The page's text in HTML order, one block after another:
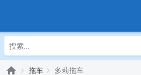
拖车 多莉拖车